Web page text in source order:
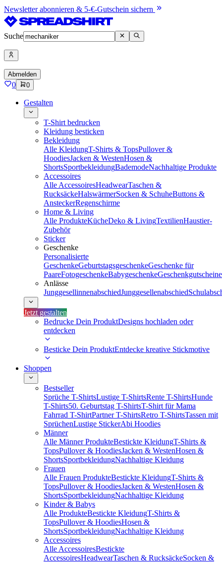
Newsletter abonnieren & 5-€-Gutschein sichern
Suche
Abmelden
0 0
Gestalten
T-Shirt bedrucken
Kleidung besticken
Bekleidung
Alle KleidungT-Shirts & TopsPullover &
HoodiesJacken & WestenHosen &
ShortsSportbekleidungBademodeNachhaltige Produkte
Accessoires
Alle AccessoiresHeadwearTaschen &
RucksäckeHalswärmerSocken & SchuheButtons &
AnsteckerRegenschirme
Home & Living
Alle ProdukteKücheDeko & LivingTextilienHaustier-
Zubehör
Sticker
Geschenke
Personalisierte
GeschenkeGeburtstagsgeschenkeGeschenke für
PaareFotogeschenkeBabygeschenkeGeschenkgutscheine
Anlässe
JunggesellinnenabschiedJunggesellenabschied
Jetzt gestalten
Bedrucke Dein ProduktDesigns hochladen oder
entdecken
Besticke Dein ProduktEntdecke kreative Stickmotive
Shoppen
Bestseller
Sprüche T-ShirtsLustige T-ShirtsRente T-ShirtsHunde
T-Shirts50. Geburtstag T-ShirtsT-Shirt für Mama
Fahrrad T-ShirtPartner T-ShirtsRetro T-ShirtsTassen mit
SprüchenLustige StickerAbi Hoodies
Männer
Alle Männer ProdukteBestickte KleidungT-Shirts &
TopsPullover & HoodiesJacken & WestenHosen &
ShortsSportbekleidungNachhaltige Kleidung
Frauen
Alle Frauen ProdukteBestickte KleidungT-Shirts &
TopsPullover & HoodiesJacken & WestenHosen &
ShortsSportbekleidungNachhaltige Kleidung
Kinder & Babys
Alle ProdukteBestickte KleidungT-Shirts &
TopsPullover & HoodiesHosen &
ShortsSportbekleidungNachhaltige Kleidung
Accessoires
Alle AccessoiresBestickte
AccessoiresHeadwearTaschen & RucksäckeSocken &